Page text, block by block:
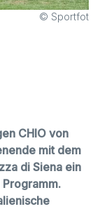
© Sportfot
CHIO von
mit dem
di Siena ein